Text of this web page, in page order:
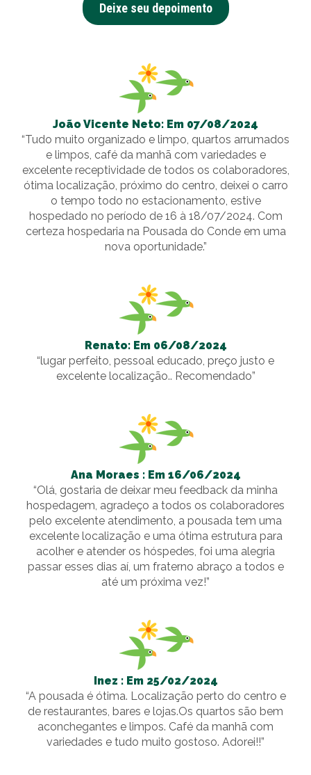
Deixe seu depoimento
João Vicente Neto: Em 07/08/2024
“Tudo muito organizado e limpo, quartos arrumados
e limpos, café da manhã com variedades e
excelente receptividade de todos os colaboradores,
ótima localização, próximo do centro, deixei o carro
o tempo todo no estacionamento, estive
hospedado no período de 16 à 18/07/2024. Com
certeza hospedaria na Pousada do Conde em uma
nova oportunidade.”
Renato: Em 06/08/2024
“lugar perfeito, pessoal educado, preço justo e
excelente localização.. Recomendado”
Ana Moraes : Em 16/06/2024
“Olá, gostaria de deixar meu feedback da minha
hospedagem, agradeço a todos os colaboradores
pelo excelente atendimento, a pousada tem uma
excelente localização e uma ótima estrutura para
acolher e atender os hóspedes, foi uma alegria
passar esses dias aí, um fraterno abraço a todos e
até um próxima vez!”
Inez : Em 25/02/2024
“A pousada é ótima. Localização perto do centro e
de restaurantes, bares e lojas.Os quartos são bem
aconchegantes e limpos. Café da manhã com
variedades e tudo muito gostoso. Adorei!!”